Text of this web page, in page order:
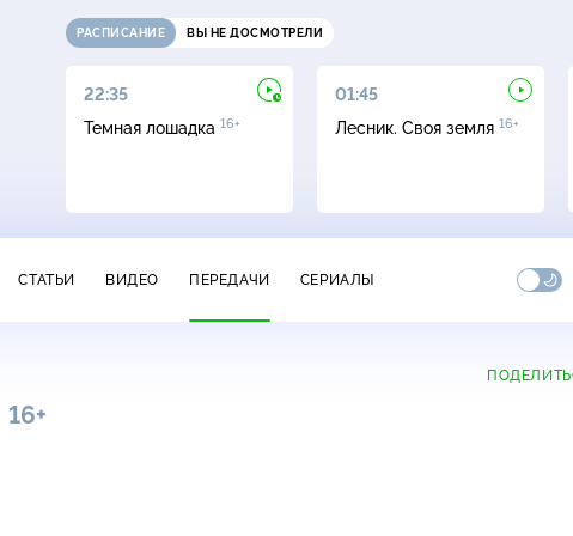
РАСПИСАНИЕ ВЫ НЕ ДОСМОТРЕЛИ
22:35
Темная лошадка 16+
01:45
Лесник. Своя земля 16+
СТАТЬИ ВИДЕО ПЕРЕДАЧИ СЕРИАЛЫ
16+